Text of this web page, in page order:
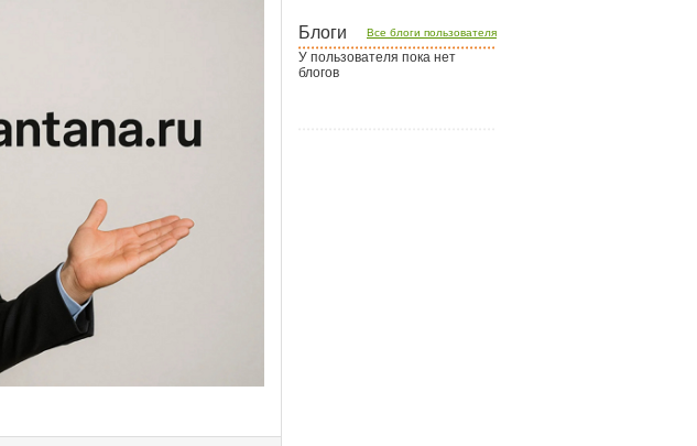
Все блоги пользователя
Блоги
У пользователя пока нет
блогов